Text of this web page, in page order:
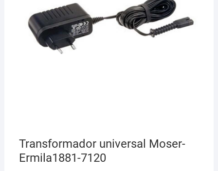
Transformador universal Moser-
Ermila1881-7120